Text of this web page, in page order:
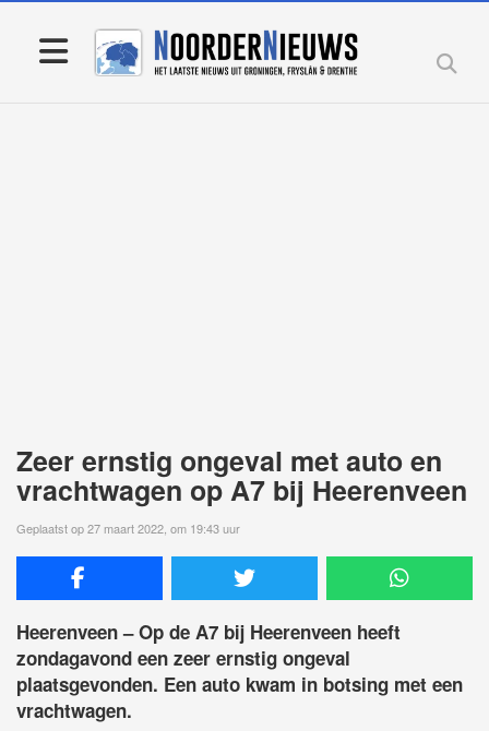
Zeer ernstig ongeval met auto en
vrachtwagen op A7 bij Heerenveen
Geplaatst op 27 maart 2022, om 19:43 uur
Heerenveen – Op de A7 bij Heerenveen heeft
zondagavond een zeer ernstig ongeval
plaatsgevonden. Een auto kwam in botsing met een
vrachtwagen.